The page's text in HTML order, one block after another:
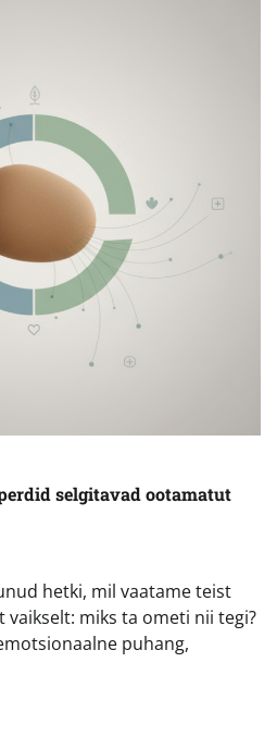
selgitavad ootamatut
hetki, mil vaatame teist
miks ta ometi nii tegi?
puhang,